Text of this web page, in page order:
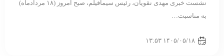
نشست خبری مهدی نقویان، رئیس سیمافیلم، صبح امروز (۱۸ مردادماه)
به مناسبت…
۱۴۰۵/۰۵/۱۸ ۱۳:۵۳